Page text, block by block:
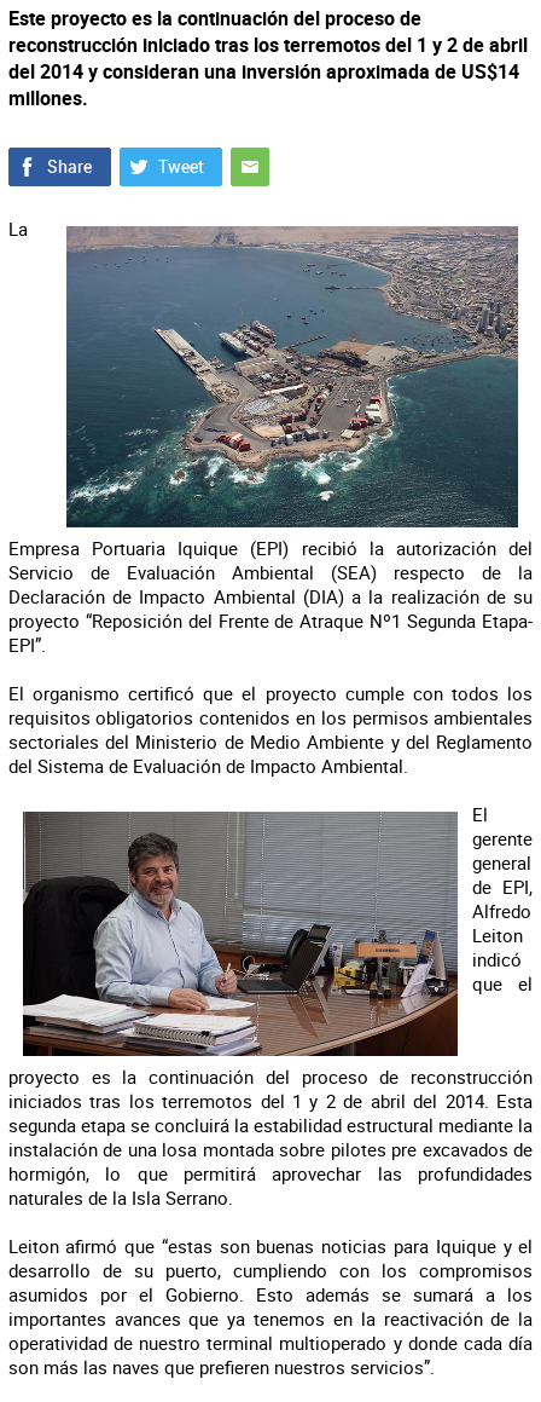
Este proyecto es la continuación del proceso de
reconstrucción iniciado tras los terremotos del 1 y 2 de abril
del 2014 y consideran una inversión aproximada de US$14
millones.
La
Empresa Portuaria Iquique (EPI) recibió la autorización del
Servicio de Evaluación Ambiental (SEA) respecto de la
Declaración de Impacto Ambiental (DIA) a la realización de su
proyecto “Reposición del Frente de Atraque Nº1 Segunda Etapa-
EPI”.
El organismo certificó que el proyecto cumple con todos los
requisitos obligatorios contenidos en los permisos ambientales
sectoriales del Ministerio de Medio Ambiente y del Reglamento
del Sistema de Evaluación de Impacto Ambiental.
El
gerente
general
de EPI,
Alfredo
Leiton
indicó
que el
proyecto es la continuación del proceso de reconstrucción
iniciados tras los terremotos del 1 y 2 de abril del 2014. Esta
segunda etapa se concluirá la estabilidad estructural mediante la
instalación de una losa montada sobre pilotes pre excavados de
hormigón, lo que permitirá aprovechar las profundidades
naturales de la Isla Serrano.
Leiton afirmó que “estas son buenas noticias para Iquique y el
desarrollo de su puerto, cumpliendo con los compromisos
asumidos por el Gobierno. Esto además se sumará a los
importantes avances que ya tenemos en la reactivación de la
operatividad de nuestro terminal multioperado y donde cada día
son más las naves que prefieren nuestros servicios”.